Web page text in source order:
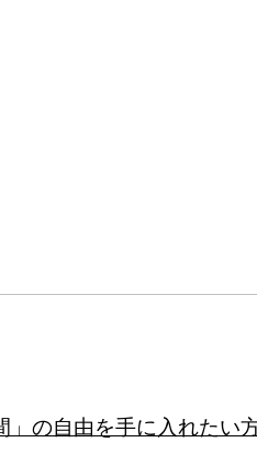
」の自由を手に入れたい